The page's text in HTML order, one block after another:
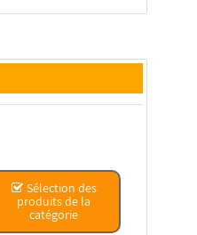
Sélection des
produits de la
catégorie